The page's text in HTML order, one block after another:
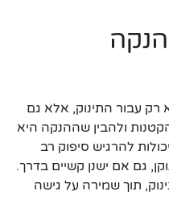
עבור התינוק, אלא גם
ולהבין שההנקה היא
להרגיש סיפוק רב
גם אם ישנן קשיים בדרך.
תוך שמירה על גישה